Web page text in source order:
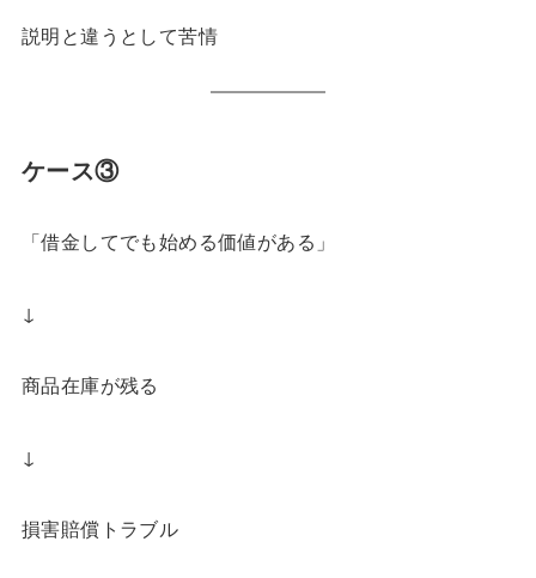
説明と違うとして苦情
ケース③
「借金してでも始める価値がある」
↓
商品在庫が残る
↓
損害賠償トラブル